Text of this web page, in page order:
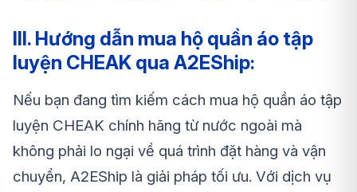
III. Hướng dẫn mua hộ quần áo tập
luyện CHEAK qua A2EShip:
Nếu bạn đang tìm kiếm cách mua hộ quần áo tập
luyện CHEAK chính hãng từ nước ngoài mà
không phải lo ngại về quá trình đặt hàng và vận
chuyển, A2EShip là giải pháp tối ưu. Với dịch vụ